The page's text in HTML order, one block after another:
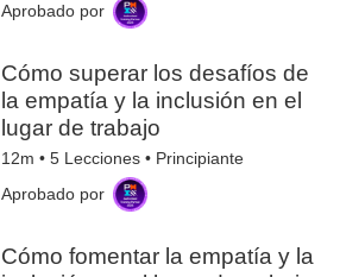
Aprobado por
Cómo superar los desafíos de
la empatía y la inclusión en el
lugar de trabajo
12m •5 Lecciones • Principiante
Aprobado por
Cómo fomentar la empatía y la